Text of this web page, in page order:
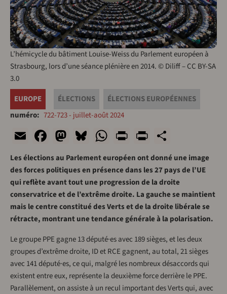
L’hémicycle du bâtiment Louise-Weiss du Parlement européen à
Strasbourg, lors d’une séance plénière en 2014. © Diliff – CC BY-SA
3.0
EUROPE
ÉLECTIONS
ÉLECTIONS EUROPÉENNES
numéro
722-723 - juillet-août 2024
EmailFacebook
Mastodon
Bluesky
WhatsApp
Print
Les élections au Parlement européen ont donné une image
des forces politiques en présence dans les 27 pays de l’UE
qui reflète avant tout une progression de la droite
conservatrice et de l’extrême droite. La gauche se maintient
mais le centre constitué des Verts et de la droite libérale se
rétracte, montrant une tendance générale à la polarisation.
Le groupe PPE gagne 13 député·es avec 189 sièges, et les deux
groupes d’extrême droite, ID et RCE gagnent, au total, 21 sièges
avec 141 député·es, ce qui, malgré les nombreux désaccords qui
existent entre eux, représente la deuxième force derrière le PPE.
Parallèlement, on assiste à un recul important des Verts qui, avec